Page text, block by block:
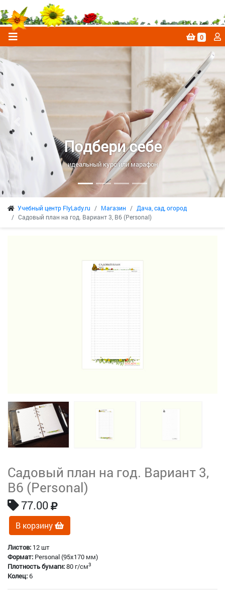
0
Подбери себе
идеальный курс или марафон
Next
Учебный центр FlyLady.ru Магазин
Дача, сад, огород
Садовый план на год. Вариант 3, B6 (Personal)
Садовый план на год. Вариант 3,
B6 (Personal)
77.00
В корзину
Листов: 12 шт
Формат: Personal (95x170 мм)
Плотность бумаги:80 г/см3
Колец:6